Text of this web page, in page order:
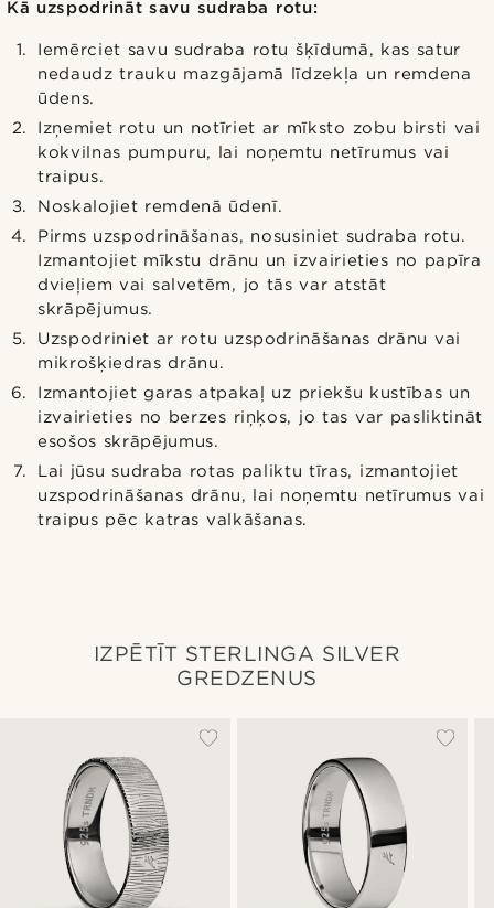
Kā uzspodrināt savu sudraba rotu:
Iemērciet savu sudraba rotu šķīdumā, kas satur
nedaudz trauku mazgājamā līdzekļa un remdena
ūdens.
Izņemiet rotu un notīriet ar mīksto zobu birsti vai
kokvilnas pumpuru, lai noņemtu netīrumus vai
traipus.
Noskalojiet remdenā ūdenī.
Pirms uzspodrināšanas, nosusiniet sudraba rotu.
Izmantojiet mīkstu drānu un izvairieties no papīra
dvieļiem vai salvetēm, jo tās var atstāt
skrāpējumus.
Uzspodriniet ar rotu uzspodrināšanas drānu vai
mikrošķiedras drānu.
Izmantojiet garas atpakaļ uz priekšu kustības un
izvairieties no berzes riņķos, jo tas var pasliktināt
esošos skrāpējumus.
Lai jūsu sudraba rotas paliktu tīras, izmantojiet
uzspodrināšanas drānu, lai noņemtu netīrumus vai
traipus pēc katras valkāšanas.
IZPĒTĪT STERLINGA SILVER
GREDZENUS